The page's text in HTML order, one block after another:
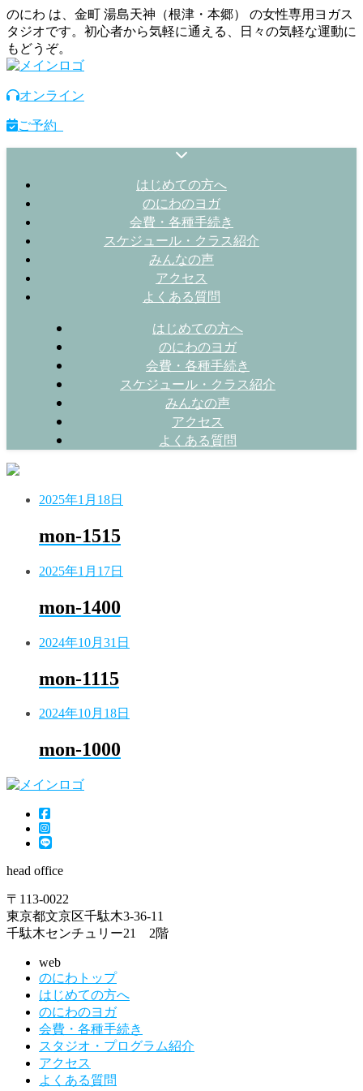
のにわ は、金町 湯島天神（根津・本郷） の女性専用ヨガス
タジオです。初心者から気軽に通える、日々の気軽な運動に
もどうぞ。
オンライン
ご予約
はじめての方へ
のにわのヨガ
会費・各種手続き
スケジュール・クラス紹介
みんなの声
アクセス
よくある質問
はじめての方へ
のにわのヨガ
会費・各種手続き
スケジュール・クラス紹介
みんなの声
アクセス
よくある質問
2025年1月18日
mon-1515
2025年1月17日
mon-1400
2024年10月31日
mon-1115
2024年10月18日
mon-1000
head office
〒113-0022
東京都文京区千駄木3-36-11
千駄木センチュリー21 2階
web
のにわトップ
はじめての方へ
のにわのヨガ
会費・各種手続き
スタジオ・プログラム紹介
アクセス
よくある質問